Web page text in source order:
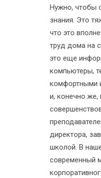
Нужно, чтобы
знания. Это
что это
труд дома на
это еще
компьютеры,
комфортными
и, конечно
директора,
школой. В
современный